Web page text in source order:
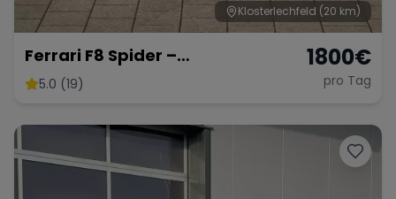
Klosterlechfeld (20 km)
Ferrari F8 Spider –
Atemberaubendes Cabrio
5.0 (19)
1800€
pro Tag